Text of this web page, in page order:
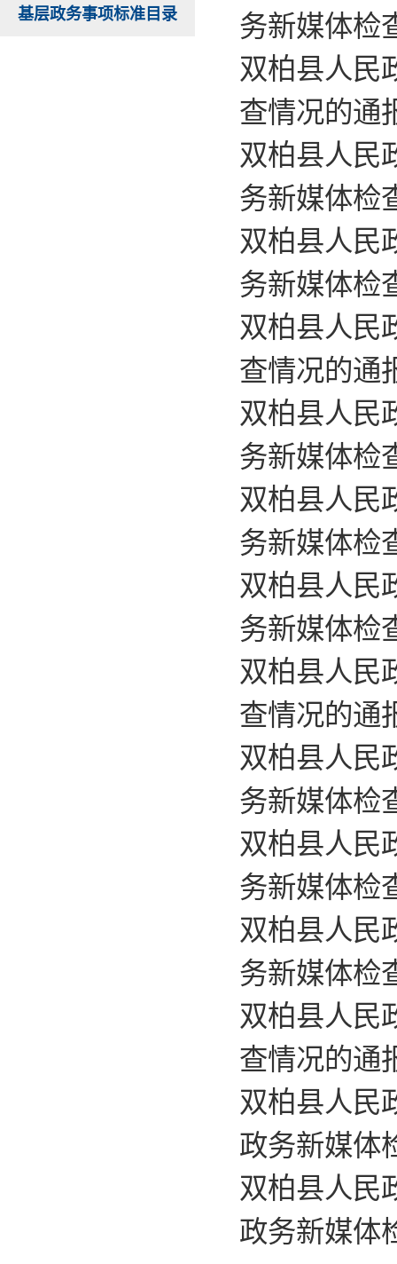
基层政务事项标准目录
务新媒体检
双柏县人民
查情况的通
双柏县人民
务新媒体检
双柏县人民
务新媒体检
双柏县人民
查情况的通
双柏县人民
务新媒体检
双柏县人民
务新媒体检
双柏县人民
务新媒体检
双柏县人民
查情况的通
双柏县人民
务新媒体检
双柏县人民
务新媒体检
双柏县人民
务新媒体检
双柏县人民
查情况的通
双柏县人民
政务新媒体
双柏县人民
政务新媒体